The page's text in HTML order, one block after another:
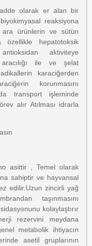
olarak er alan bir
reaksiyona
ara ürünlerin ve sütün
özellikle hepatotoksik
aktiviteye
ile ve şelat
karaciğerden
korunmasını
transport işleminde
alır Atılması idrarla
asittir , Temel olarak
sahiptir ve hayvansal
edilir.Uzun zincirli yağ
taşınmasını
kolaylaştırır
rezervini meydana
metabolik ihtiyacın
asetil gruplarının